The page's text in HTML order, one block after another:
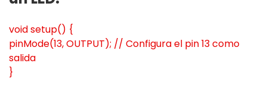
void setup() {
pinMode(13, OUTPUT); // Configura el pin 13 como
salida
}